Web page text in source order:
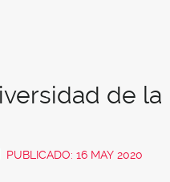
de la
PUBLICADO: 16 MAY 2020